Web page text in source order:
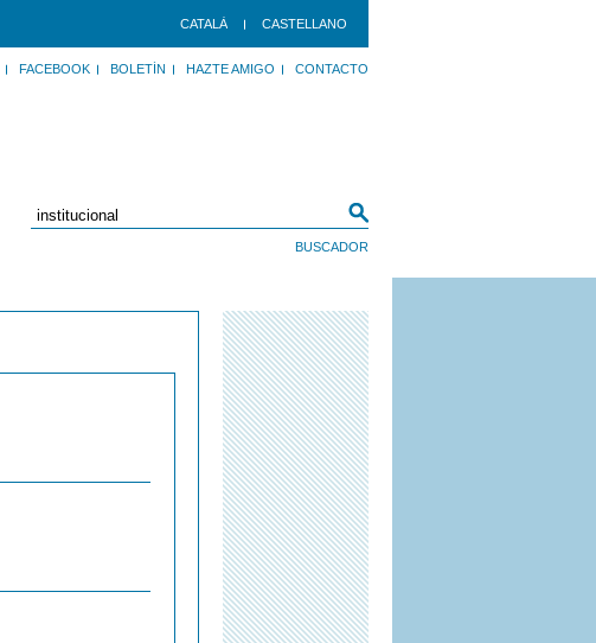
CATALÀ CASTELLANO
FACEBOOK BOLETÍN HAZTE AMIGO CONTACTO